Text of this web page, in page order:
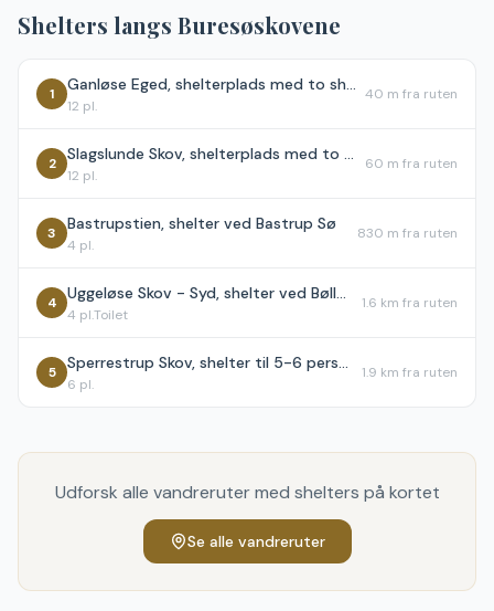
Shelters langs Buresøskovene
1 Ganløse Eged, shelterplads med to shelters
12 pl.
40 m fra ruten
2 Slagslunde Skov, shelterplads med to shelters
12 pl.
60 m fra ruten
3 Bastrupstien, shelter ved Bastrup Sø
4 pl.
830 m fra ruten
4 Uggeløse Skov - Syd, shelter ved Bøllemosen
4 pl.Toilet
1.6 km fra ruten
5 Sperrestrup Skov, shelter til 5-6 personer
6 pl.
1.9 km fra ruten
Udforsk alle vandreruter med shelters på kortet
Se alle vandreruter